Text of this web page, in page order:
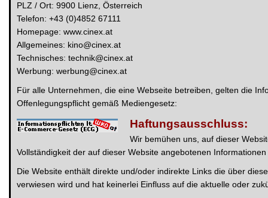
PLZ / Ort: 9900 Lienz, Österreich
Telefon: +43 (0)4852 67111
Homepage: www.cinex.at
Allgemeines: kino@cinex.at
Technisches: technik@cinex.at
Werbung: werbung@cinex.at
Für alle Unternehmen, die eine Webseite betreiben, gelten die
Offenlegungspflicht gemäß Mediengesetz:
Haftungsausschluss:
Wir bemühen uns, auf dieser
Vollständigkeit der auf dieser Website angebotenen
Die Website enthält direkte und/oder indirekte Links die über
verwiesen wird und hat keinerlei Einfluss auf die aktuelle oder